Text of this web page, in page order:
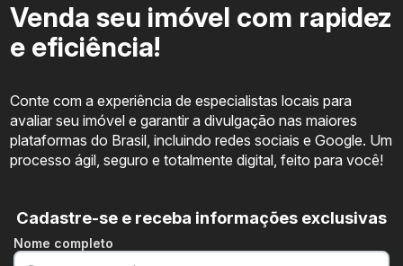
Venda seu imóvel com rapidez
e eficiência!
Conte com a experiência de especialistas locais para
avaliar seu imóvel e garantir a divulgação nas maiores
plataformas do Brasil, incluindo redes sociais e Google. Um
processo ágil, seguro e totalmente digital, feito para você!
Cadastre-se e receba informações exclusivas
Nome completo